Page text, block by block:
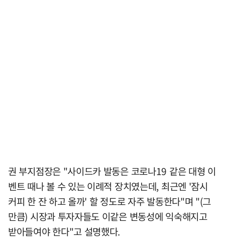
권 부지점장은 "사이드카 발동은 코로나19 같은 대형 이
벤트 때나 볼 수 있는 이례적 장치였는데, 최근엔 '잠시
커피 한 잔 하고 올까' 할 정도로 자주 발동한다"며 "(그
만큼) 시장과 투자자들도 이같은 변동성에 익숙해지고
받아들여야 한다"고 설명했다.